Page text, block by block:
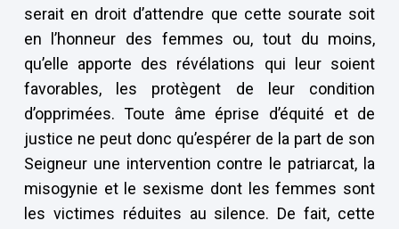
serait en droit d’attendre que cette sourate soit
en l’honneur des femmes ou, tout du moins,
qu’elle apporte des révélations qui leur soient
favorables, les protègent de leur condition
d’opprimées. Toute âme éprise d’équité et de
justice ne peut donc qu’espérer de la part de son
Seigneur une intervention contre le patriarcat, la
misogynie et le sexisme dont les femmes sont
les victimes réduites au silence. De fait, cette